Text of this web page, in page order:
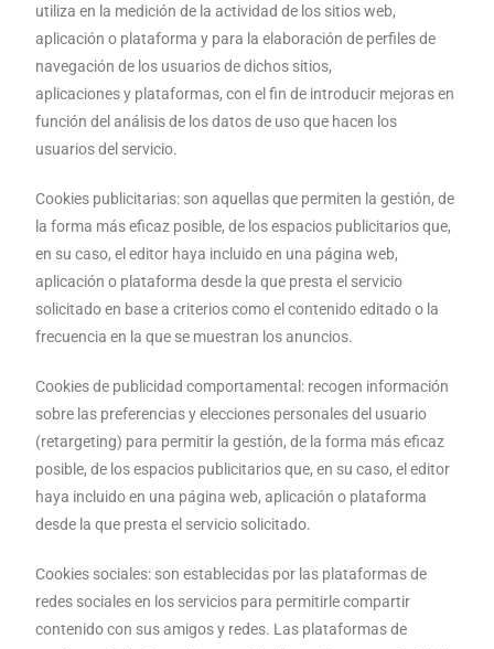
utiliza en la medición de la actividad de los sitios web,
aplicación o plataforma y para la elaboración de perfiles de
navegación de los usuarios de dichos sitios,
aplicaciones y plataformas, con el fin de introducir mejoras en
función del análisis de los datos de uso que hacen los
usuarios del servicio.
Cookies publicitarias: son aquellas que permiten la gestión, de
la forma más eficaz posible, de los espacios publicitarios que,
en su caso, el editor haya incluido en una página web,
aplicación o plataforma desde la que presta el servicio
solicitado en base a criterios como el contenido editado o la
frecuencia en la que se muestran los anuncios.
Cookies de publicidad comportamental: recogen información
sobre las preferencias y elecciones personales del usuario
(retargeting) para permitir la gestión, de la forma más eficaz
posible, de los espacios publicitarios que, en su caso, el editor
haya incluido en una página web, aplicación o plataforma
desde la que presta el servicio solicitado.
Cookies sociales: son establecidas por las plataformas de
redes sociales en los servicios para permitirle compartir
contenido con sus amigos y redes. Las plataformas de